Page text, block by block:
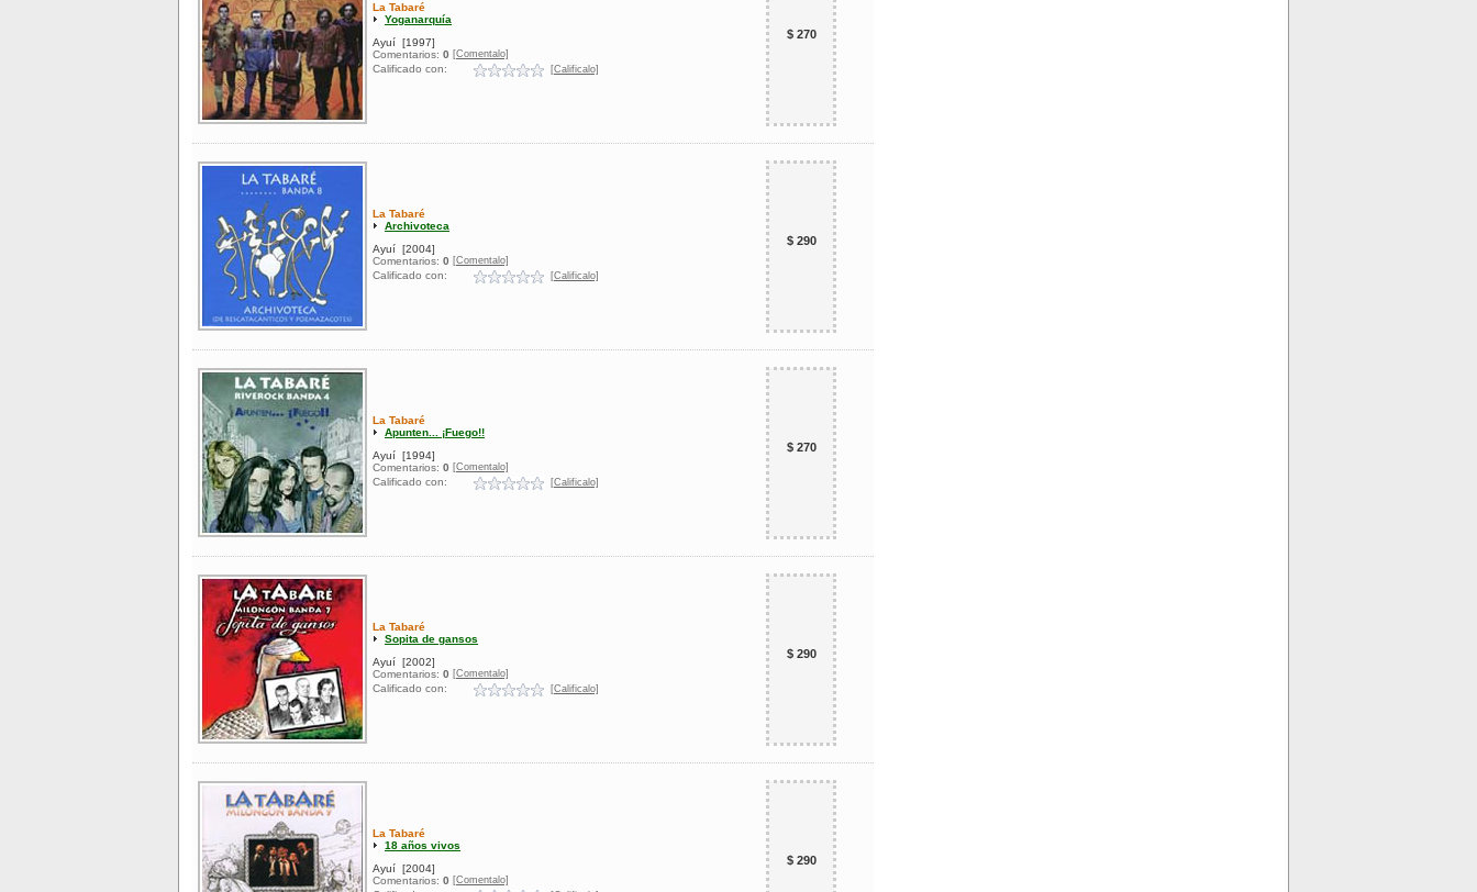
La Tabaré
Yoganarquía
Ayuí [1997]
Comentarios: 0 [Comentalo]
Calificado con: [Calificalo]
$ 270
La Tabaré
Archivoteca
Ayuí [2004]
Comentarios: 0 [Comentalo]
Calificado con: [Calificalo]
$ 290
La Tabaré
Apunten... ¡Fuego!!
Ayuí [1994]
Comentarios: 0 [Comentalo]
Calificado con: [Calificalo]
$ 270
La Tabaré
Sopita de gansos
Ayuí [2002]
Comentarios: 0 [Comentalo]
Calificado con: [Calificalo]
$ 290
La Tabaré
18 años vivos
Ayuí [2004]
Comentarios: 0 [Comentalo]
$ 290